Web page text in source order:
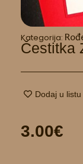
Kategorija:
Čestitka
Dodaj u listu
3.00€